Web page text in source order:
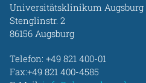
Universitätsklinikum Augsburg
Stenglinstr. 2
86156 Augsburg
Telefon: +49 821 400-01
Fax:+49 821 400-4585